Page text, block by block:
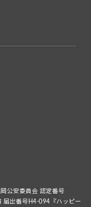
公安委員会 認定番号
届出番号H4-094『ハッピー